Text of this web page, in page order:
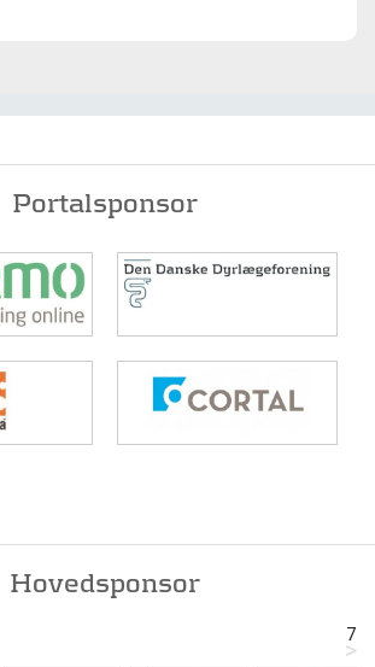
Portalsponsor
Hovedsponsor
7
>